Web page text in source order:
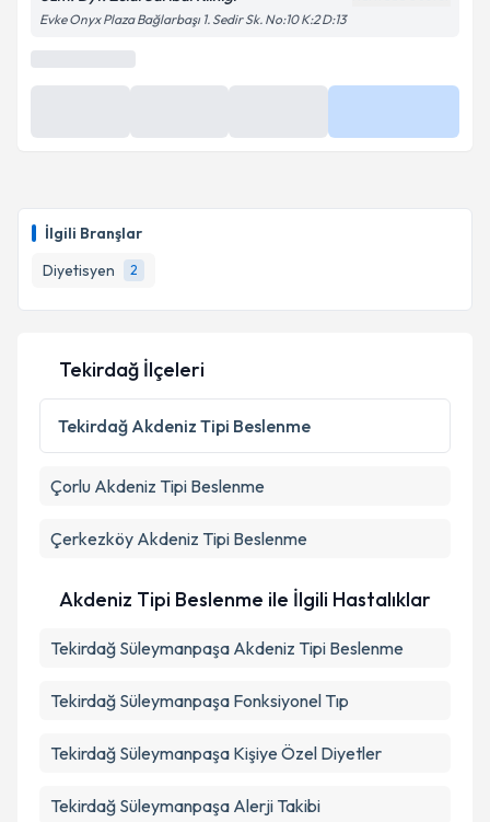
İlgili Branşlar
Diyetisyen
2
Evke Onyx Plaza Bağlarbaşı 1. Sedir Sk. No:10 K:2 D:13
Tekirdağ İlçeleri
Tekirdağ Akdeniz Tipi Beslenme
Çorlu Akdeniz Tipi Beslenme
Çerkezköy Akdeniz Tipi Beslenme
Akdeniz Tipi Beslenme ile İlgili Hastalıklar
Tekirdağ Süleymanpaşa Akdeniz Tipi Beslenme
Tekirdağ Süleymanpaşa Fonksiyonel Tıp
Tekirdağ Süleymanpaşa Kişiye Özel Diyetler
Tekirdağ Süleymanpaşa Alerji Takibi